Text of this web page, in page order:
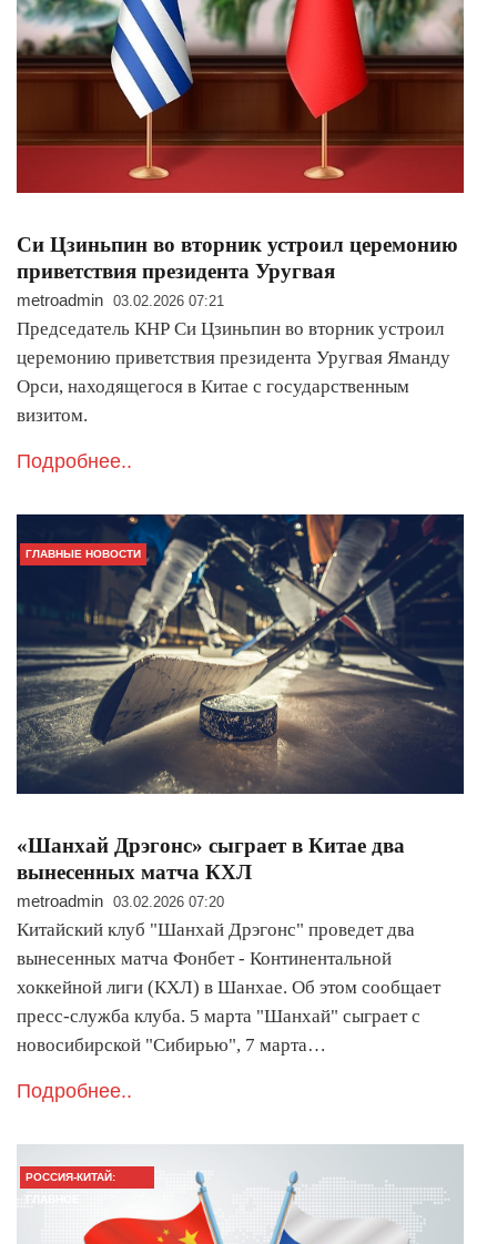
Си Цзиньпин во вторник устроил церемонию
приветствия президента Уругвая
metroadmin 03.02.2026 07:21
Председатель КНР Си Цзиньпин во вторник устроил
церемонию приветствия президента Уругвая Яманду
Орси, находящегося в Китае с государственным
визитом.
Подробнее..
ГЛАВНЫЕ НОВОСТИ
«Шанхай Дрэгонс» сыграет в Китае два
вынесенных матча КХЛ
metroadmin 03.02.2026 07:20
Китайский клуб "Шанхай Дрэгонс" проведет два
вынесенных матча Фонбет - Континентальной
хоккейной лиги (КХЛ) в Шанхае. Об этом сообщает
пресс-служба клуба. 5 марта "Шанхай" сыграет с
новосибирской "Сибирью", 7 марта…
Подробнее..
РОССИЯ-КИТАЙ:
ГЛАВНОЕ